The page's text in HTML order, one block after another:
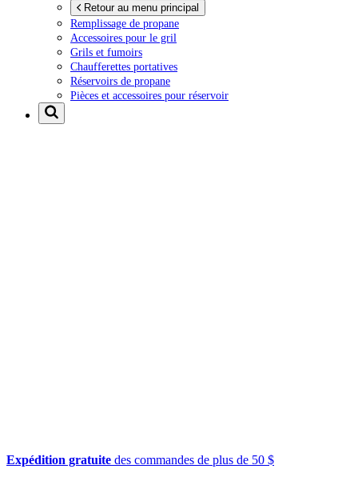
Retour au menu principal
Remplissage de propane
Accessoires pour le gril
Grils et fumoirs
Chaufferettes portatives
Réservoirs de propane
Pièces et accessoires pour réservoir
Expédition gratuite des commandes de plus de 50 $